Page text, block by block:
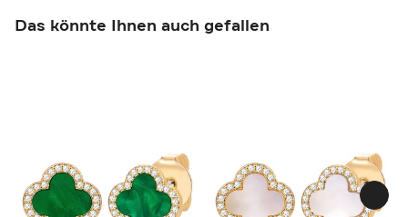
Das könnte Ihnen auch gefallen